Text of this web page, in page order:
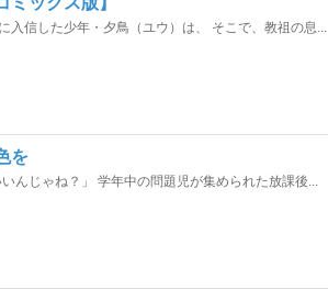
入信した少年・夕鳥（ユウ）は、 そこで、教祖の息...
を
いんじゃね？」 学年中の問題児が集められた放課後...